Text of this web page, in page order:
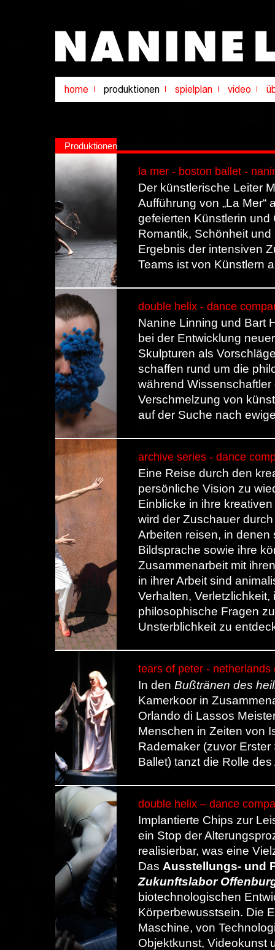
Produktionen
la mer - boston ballet -
Der künstlerische Leiter
Aufführung von „La Mer“
gefeierten Künstlerin
Romantik, Schönheit
Ergebnis der intensiven
Teams ist von Künstlern
double helix - dance
Nanine Linning und Bart
bei der Entwicklung
Skulpturen als
schaffen rund um die
während
Verschmelzung von
auf der Suche nach
archive series - dance
Eine Reise durch den
persönliche Vision zu
Einblicke in ihre
wird der Zuschauer
Arbeiten reisen, in
Bildsprache sowie ihre
Zusammenarbeit mit
in ihrer Arbeit sind
Verhalten,
philosophische Fragen
Unsterblichkeit zu
tears of peter -
In den Bußtränen des
Kamerkoor in
Orlando di Lassos
Menschen in Zeiten von
Rademaker (zuvor
Ballet) tanzt die Rolle
double helix – dance
Implantierte Chips zur
ein Stop der
realisierbar, was eine
Das Ausstellungs- und
Zukunftslabor
biotechnologischen
Körperbewusstsein. Die
Maschine, von
Objektkunst, Videokunst